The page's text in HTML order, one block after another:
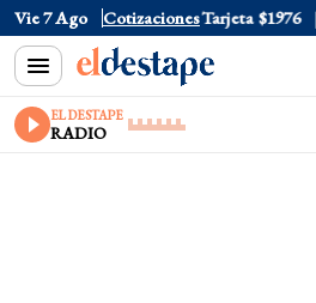
Vie 7 Ago Cotizaciones
$1520 Dólar Tarjeta $1976
EL DESTAPE
RADIO